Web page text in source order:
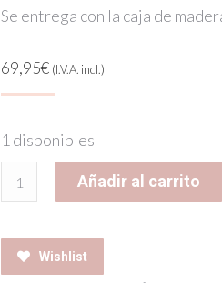
Se entrega con la caja de
69,95€ (I.V.A. incl.)
1 disponibles
IKE
BLUE
NAVY
Añadir al carrito
Wishlist